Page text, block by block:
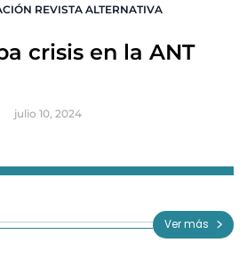
REVISTA ALTERNATIVA
crisis en la ANT
julio 10, 2024
Ver más